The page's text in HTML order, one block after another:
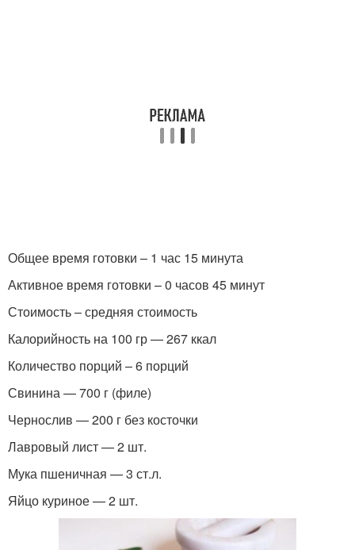
Общее время готовки – 1 час 15 минута
Активное время готовки – 0 часов 45 минут
Стоимость – средняя стоимость
Калорийность на 100 гр — 267 ккал
Количество порций – 6 порций
Свинина — 700 г (филе)
Чернослив — 200 г без косточки
Лавровый лист — 2 шт.
Мука пшеничная — 3 ст.л.
Яйцо куриное — 2 шт.